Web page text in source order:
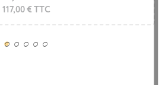
117,00 € TTC
1.214,22 € TTC